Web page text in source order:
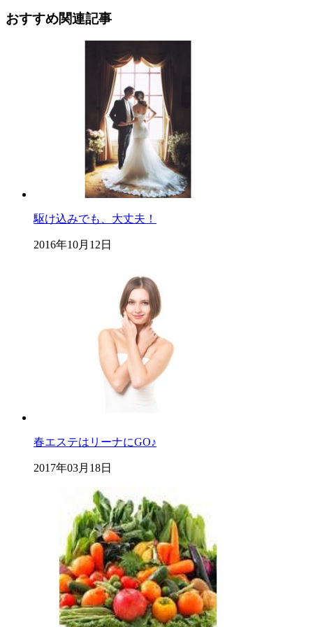
おすすめ関連記事
駆け込みでも、大丈夫！
2016年10月12日
春エステはリーナにGO♪
2017年03月18日